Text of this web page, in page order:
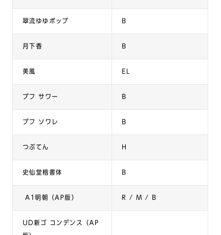
翠流ゆゆポップ B
月下香 B
美風 EL
プフ サワー B
プフ ソワレ B
つぶてん H
史仙堂楷書体 B
A1明朝（AP版） R / M / B
UD新ゴ コンデンス（AP